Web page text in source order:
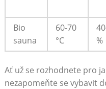
Bio
sauna
60-70
°C
%
Ať už se rozhodnete pro
nezapomeňte se vybavit